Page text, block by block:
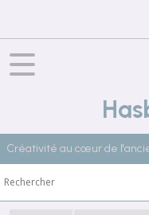
Créativité au cœur de